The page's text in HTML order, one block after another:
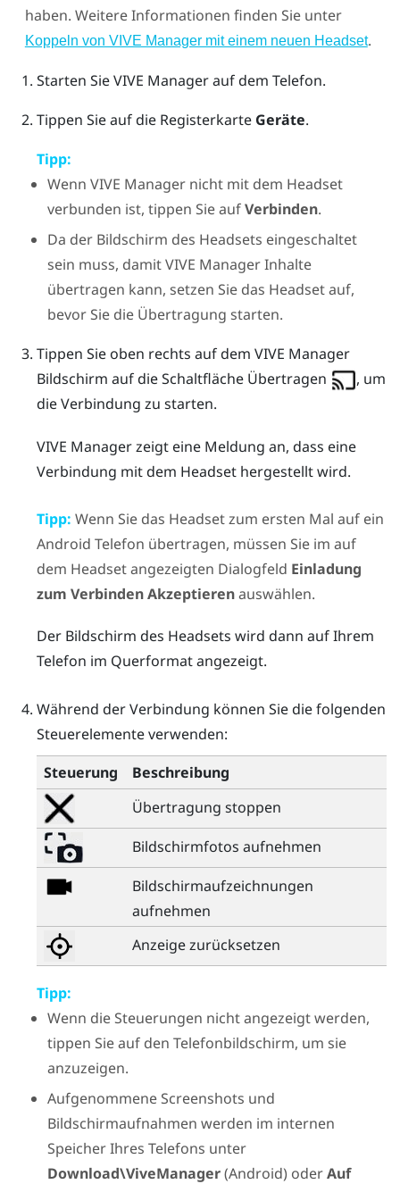
haben. Weitere Informationen finden Sie unter
Koppeln von VIVE Manager mit einem neuen Headset.
Starten SieVIVE Managerauf dem Telefon.
Tippen Sie auf die Registerkarte Geräte.
Tipp:
WennVIVE Manager nicht mit dem Headset
verbunden ist, tippen Sie aufVerbinden.
Da der Bildschirm des Headsets eingeschaltet
sein muss, damitVIVE ManagerInhalte
übertragen kann, setzen Sie das Headset auf,
bevor Sie die Übertragung starten.
Tippen Sie oben rechts auf dem VIVE Manager
Bildschirm auf die Schaltfläche Übertragen
, um
die Verbindung zu starten.
VIVE Managerzeigt eine Meldung an, dass eine
Verbindung mit dem Headset hergestellt wird.
Tipp: Wenn Sie das Headset zum ersten Mal auf ein
Android Telefon übertragen, müssen Sie im auf
dem Headset angezeigten Dialogfeld Einladung
zum Verbinden Akzeptierenauswählen.
Der Bildschirm des Headsets wird dann auf Ihrem
Telefon im Querformat angezeigt.
Während der Verbindung können Sie die folgenden
Steuerelemente verwenden:
Steuerung
Beschreibung
Übertragung stoppen
Bildschirmfotos aufnehmen
Bildschirmaufzeichnungen
aufnehmen
Anzeige zurücksetzen
Tipp:
Wenn die Steuerungen nicht angezeigt werden,
tippen Sie auf den Telefonbildschirm, um sie
anzuzeigen.
Aufgenommene Screenshots und
Bildschirmaufnahmen werden im internen
Speicher Ihres Telefons unter
Download\ViveManager(Android) oderAuf